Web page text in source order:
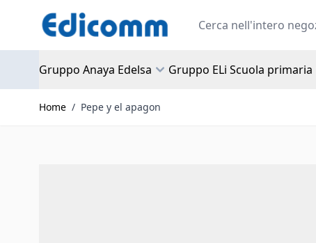
Search
Gruppo Anaya Edelsa Gruppo ELi Scuola primaria
Home / Pepe y el apagon